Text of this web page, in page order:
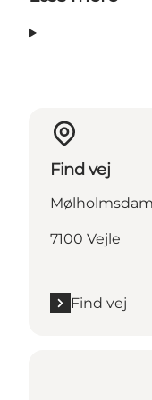
Find vej
7100 Vejle
Find vej